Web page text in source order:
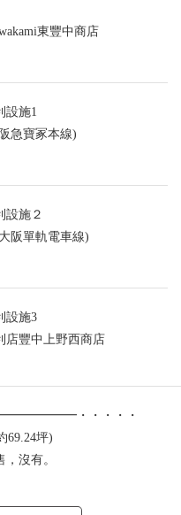
東豐中商店
設施1
急寶冢本線)
設施２
阪單軌電車線)
設施3
店豐中上野西商店
・・・・・
69.24坪)
沒有。